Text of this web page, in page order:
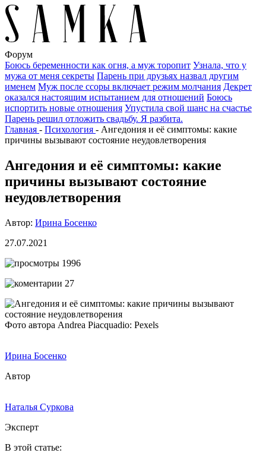
Форум
Боюсь беременности как огня, а муж торопит Узнала, что у
мужа от меня секреты Парень при друзьях назвал другим
именем Муж после ссоры включает режим молчания Декрет
оказался настоящим испытанием для отношений Боюсь
испортить новые отношения Упустила свой шанс на счастье
Парень решил отложить свадьбу. Я разбита.
Главная - Психология - Ангедония и её симптомы: какие
причины вызывают состояние неудовлетворения
Ангедония и её симптомы: какие
причины вызывают состояние
неудовлетворения
Автор: Ирина Босенко
27.07.2021
1996
27
Фото автора Andrea Piacquadio: Pexels
Ирина Босенко
Автор
Наталья Суркова
Эксперт
В этой статье: